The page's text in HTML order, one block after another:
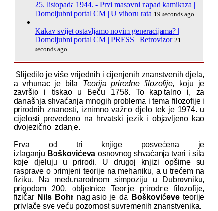
25. listopada 1944. - Prvi masovni napad kamikaza |
Domoljubni portal CM | U vihoru rata 19 seconds ago
Kakav svijet ostavljamo novim generacijama? |
Domoljubni portal CM | PRESS | Retrovizor 21
seconds ago
Slijedilo je više vrijednih i cijenjenih znanstvenih djela,
a vrhunac je bila Teorija prirodne filozofije, koju je
završio i tiskao u Beču 1758. To kapitalno i, za
današnja shvaćanja mnogih problema i tema filozofije i
prirodnih znanosti, iznimno važno djelo tek je 1974. u
cijelosti prevedeno na hrvatski jezik i objavljeno kao
dvojezično izdanje.
Prva od tri knjige posvećena je
izlaganju Boškovićeva osnovnog shvaćanja tvari i sila
koje djeluju u prirodi. U drugoj knjizi opširne su
rasprave o primjeni teorije na mehaniku, a u trećem na
fiziku. Na međunarodnom simpoziju u Dubrovniku,
prigodom 200. obljetnice Teorije prirodne filozofije,
fizičar Nils Bohr naglasio je da Boškovićeve teorije
privlače sve veću pozornost suvremenih znanstvenika.